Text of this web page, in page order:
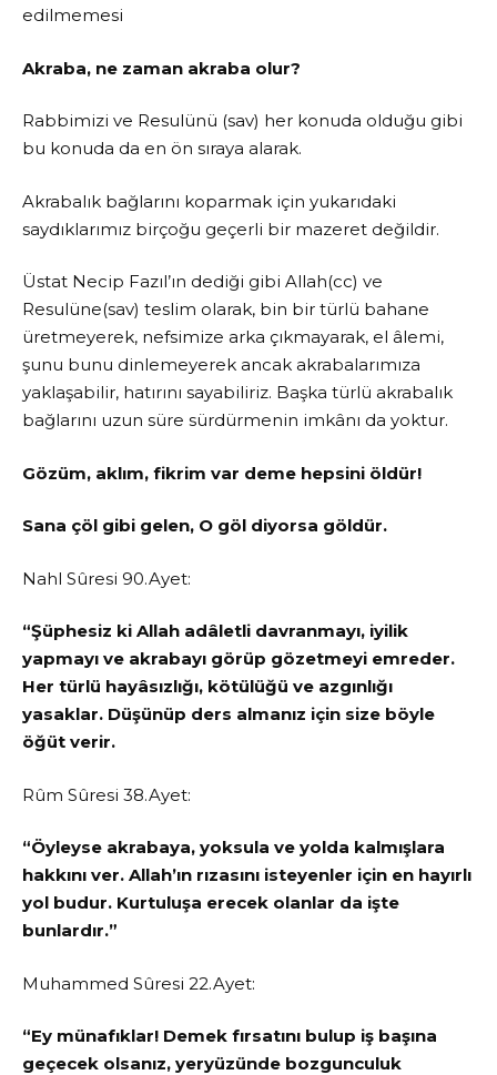
edilmemesi
Akraba, ne zaman akraba olur?
Rabbimizi ve Resulünü (sav) her konuda olduğu gibi
bu konuda da en ön sıraya alarak.
Akrabalık bağlarını koparmak için yukarıdaki
saydıklarımız birçoğu geçerli bir mazeret değildir.
Üstat Necip Fazıl’ın dediği gibi Allah(cc) ve
Resulüne(sav) teslim olarak, bin bir türlü bahane
üretmeyerek, nefsimize arka çıkmayarak, el âlemi,
şunu bunu dinlemeyerek ancak akrabalarımıza
yaklaşabilir, hatırını sayabiliriz. Başka türlü akrabalık
bağlarını uzun süre sürdürmenin imkânı da yoktur.
Gözüm, aklım, fikrim var deme hepsini öldür!
Sana çöl gibi gelen, O göl diyorsa göldür.
Nahl Sûresi 90.Ayet:
“Şüphesiz ki Allah adâletli davranmayı, iyilik
yapmayı ve akrabayı görüp gözetmeyi emreder.
Her türlü hayâsızlığı, kötülüğü ve azgınlığı
yasaklar. Düşünüp ders almanız için size böyle
öğüt verir.
Rûm Sûresi 38.Ayet:
“Öyleyse akrabaya, yoksula ve yolda kalmışlara
hakkını ver. Allah’ın rızasını isteyenler için en hayırlı
yol budur. Kurtuluşa erecek olanlar da işte
bunlardır.”
Muhammed Sûresi 22.Ayet:
“Ey münafıklar! Demek fırsatını bulup iş başına
geçecek olsanız, yeryüzünde bozgunculuk